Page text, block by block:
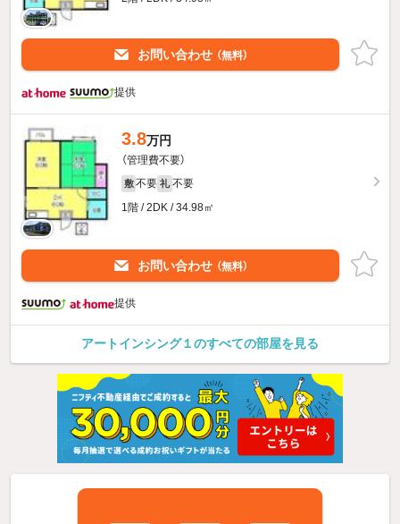
お問い合わせ （無料）
提供
3.8万円
（管理費不要）
敷 不要 礼 不要
1階 / 2DK / 34.98㎡
お問い合わせ （無料）
提供
アートインシング１のすべての部屋を見る